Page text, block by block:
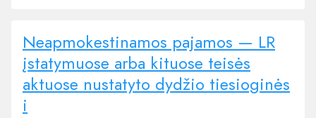
Neapmokestinamos pajamos — LR
įstatymuose arba kituose teisės
aktuose nustatyto dydžio tiesioginės
i